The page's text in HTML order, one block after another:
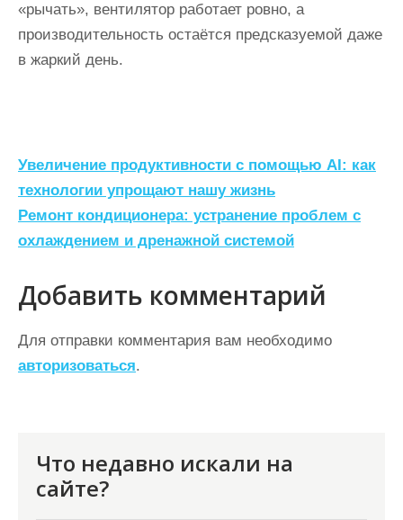
«рычать», вентилятор работает ровно, а
производительность остаётся предсказуемой даже
в жаркий день.
Н
а
в
и
г
а
ц
и
Увеличение продуктивности с помощью AI: как
технологии упрощают нашу жизнь
Ремонт кондиционера: устранение проблем с
охлаждением и дренажной системой
Добавить комментарий
Для отправки комментария вам необходимо
авторизоваться.
Что недавно искали на
сайте?